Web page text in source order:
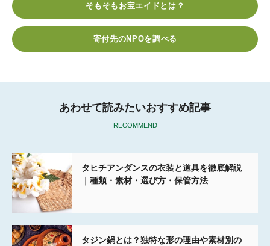
o
e
a
t
そもそもお宝エイドとは？
寄付先のNPOを調べる
あわせて読みたいおすすめ記事
RECOMMEND
タヒチアンダンスの衣装と道具を徹底解説
｜種類・素材・選び方・保管方法
タジン鍋とは？独特な形の理由や素材別の